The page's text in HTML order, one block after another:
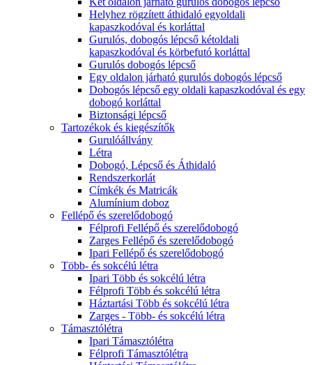
Helyhez rögzített áthidaló egyoldali
kapaszkodóval és korláttal
Gurulós, dobogós lépcső kétoldali
kapaszkodóval és körbefutó korláttal
Gurulós dobogós lépcső
Egy oldalon járható gurulós dobogós lépcső
Dobogós lépcső egy oldali kapaszkodóval és egy
dobogó korláttal
Biztonsági lépcső
Tartozékok és kiegészítők
Gurulóállvány
Létra
Dobogó, Lépcső és Áthidaló
Rendszerkorlát
Címkék és Matricák
Alumínium doboz
Fellépő és szerelődobogó
Félprofi Fellépő és szerelődobogó
Zarges Fellépő és szerelődobogó
Ipari Fellépő és szerelődobogó
Több- és sokcélú létra
Ipari Több és sokcélú létra
Félprofi Több és sokcélú létra
Háztartási Több és sokcélú létra
Zarges - Több- és sokcélú létra
Támasztólétra
Ipari Támasztólétra
Félprofi Támasztólétra